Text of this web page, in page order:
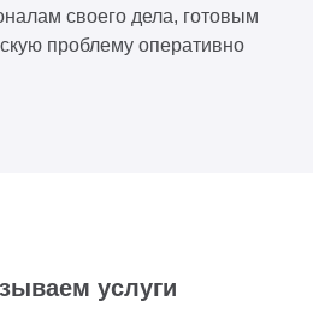
своего дела, готовым
проблему оперативно
услуги